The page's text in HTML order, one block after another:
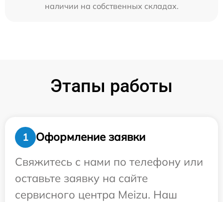
наличии на собственных складах.
Этапы работы
1
Оформление заявки
Свяжитесь с нами по телефону или
оставьте заявку на сайте
сервисного центра Meizu. Наш